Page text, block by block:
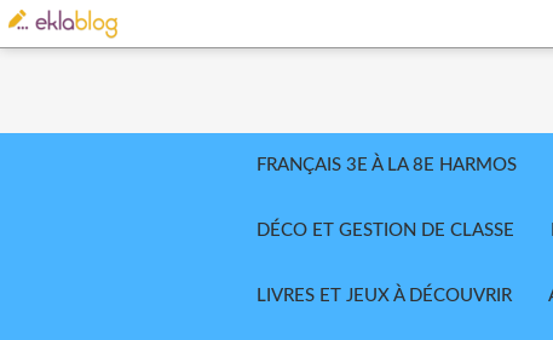
FRANÇAIS 3E À LA 8E HARMOS
DÉCO ET GESTION DE CLASSE
LIVRES ET JEUX À DÉCOUVRIR